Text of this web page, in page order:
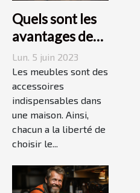
Quels sont les
avantages des
tables basses
industrielles ?
Lun. 5 juin 2023
Les meubles sont des
accessoires
indispensables dans
une maison. Ainsi,
chacun a la liberté de
choisir le...